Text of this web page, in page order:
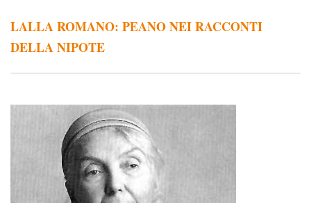
LALLA ROMANO: PEANO NEI RACCONTI
DELLA NIPOTE